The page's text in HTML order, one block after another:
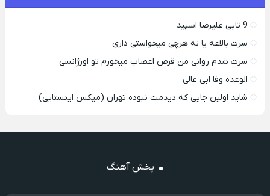
9 تایی علیرضا اسپید
سرت بالاعه یا نه هرچی میخواستی داری
سرت شدم روانی من قرص اعصاب میخورم تو اورژانسی
الوعده وفا ابی عالی
شاید اولین جایی که دیدمت نبوده تهران (میکس اینستایی)
پخش آهنگ